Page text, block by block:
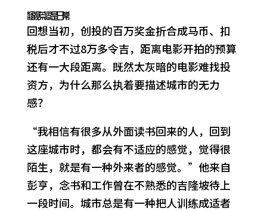
凝视荒谬是日常
回想当初，创投的百万奖金折合成马币、扣
税后才不过8万多令吉，距离电影开拍的预算
还有一大段距离。既然太灰暗的电影难找投
资方，为什么那么执着要描述城市的无力
感？
“我相信有很多从外面读书回来的人，回到
这座城市时，都会有不适应的感觉，觉得很
陌生，就是有一种外来者的感觉。”他来自
彭亨，念书和工作曾在不熟悉的吉隆坡待上
一段时间。城市总是有一种把人训练成适者